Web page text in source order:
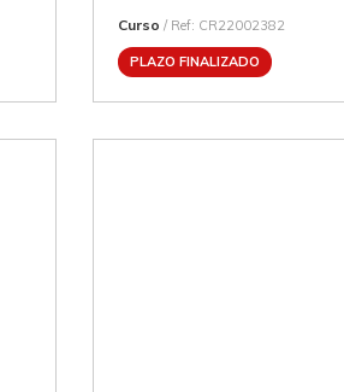
Curso / Ref: CR22002382
PLAZO FINALIZADO